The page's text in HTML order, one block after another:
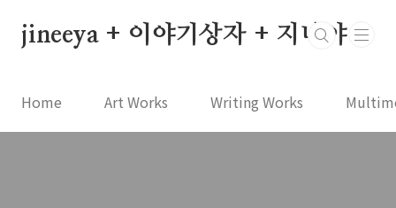
jineeya + 이야기상자 + 지니야
Home Art Works Writing Works